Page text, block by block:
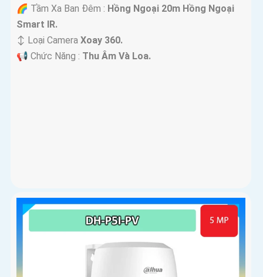
🌈 Tầm Xa Ban Đêm : Hồng Ngoại 20m Hồng Ngoại
Smart IR.
↕️ Loại Camera Xoay 360.
️📢 Chức Năng : Thu Âm Và Loa.